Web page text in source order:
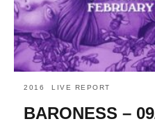
2016 LIVE REPORT
BARONESS –